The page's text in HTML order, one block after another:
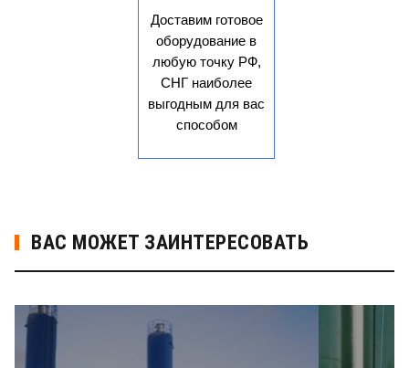
Доставим готовое
оборудование в
любую точку РФ,
СНГ наиболее
выгодным для вас
способом
ВАС МОЖЕТ ЗАИНТЕРЕСОВАТЬ